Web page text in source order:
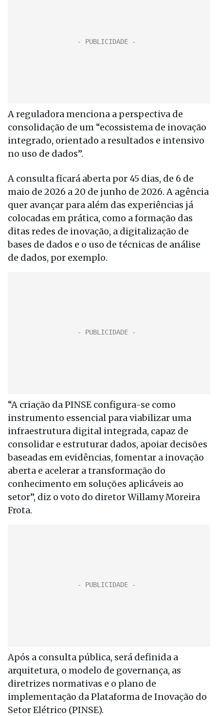
A reguladora menciona a perspectiva de
consolidação de um “ecossistema de inovação
integrado, orientado a resultados e intensivo
no uso de dados”.
A consulta ficará aberta por 45 dias, de 6 de
maio de 2026 a 20 de junho de 2026. A agência
quer avançar para além das experiências já
colocadas em prática, como a formação das
ditas redes de inovação, a digitalização de
bases de dados e o uso de técnicas de análise
de dados, por exemplo.
“A criação da PINSE configura-se como
instrumento essencial para viabilizar uma
infraestrutura digital integrada, capaz de
consolidar e estruturar dados, apoiar decisões
baseadas em evidências, fomentar a inovação
aberta e acelerar a transformação do
conhecimento em soluções aplicáveis ao
setor”, diz o voto do diretor Willamy Moreira
Frota.
Após a consulta pública, será definida a
arquitetura, o modelo de governança, as
diretrizes normativas e o plano de
implementação da Plataforma de Inovação do
Setor Elétrico (PINSE).